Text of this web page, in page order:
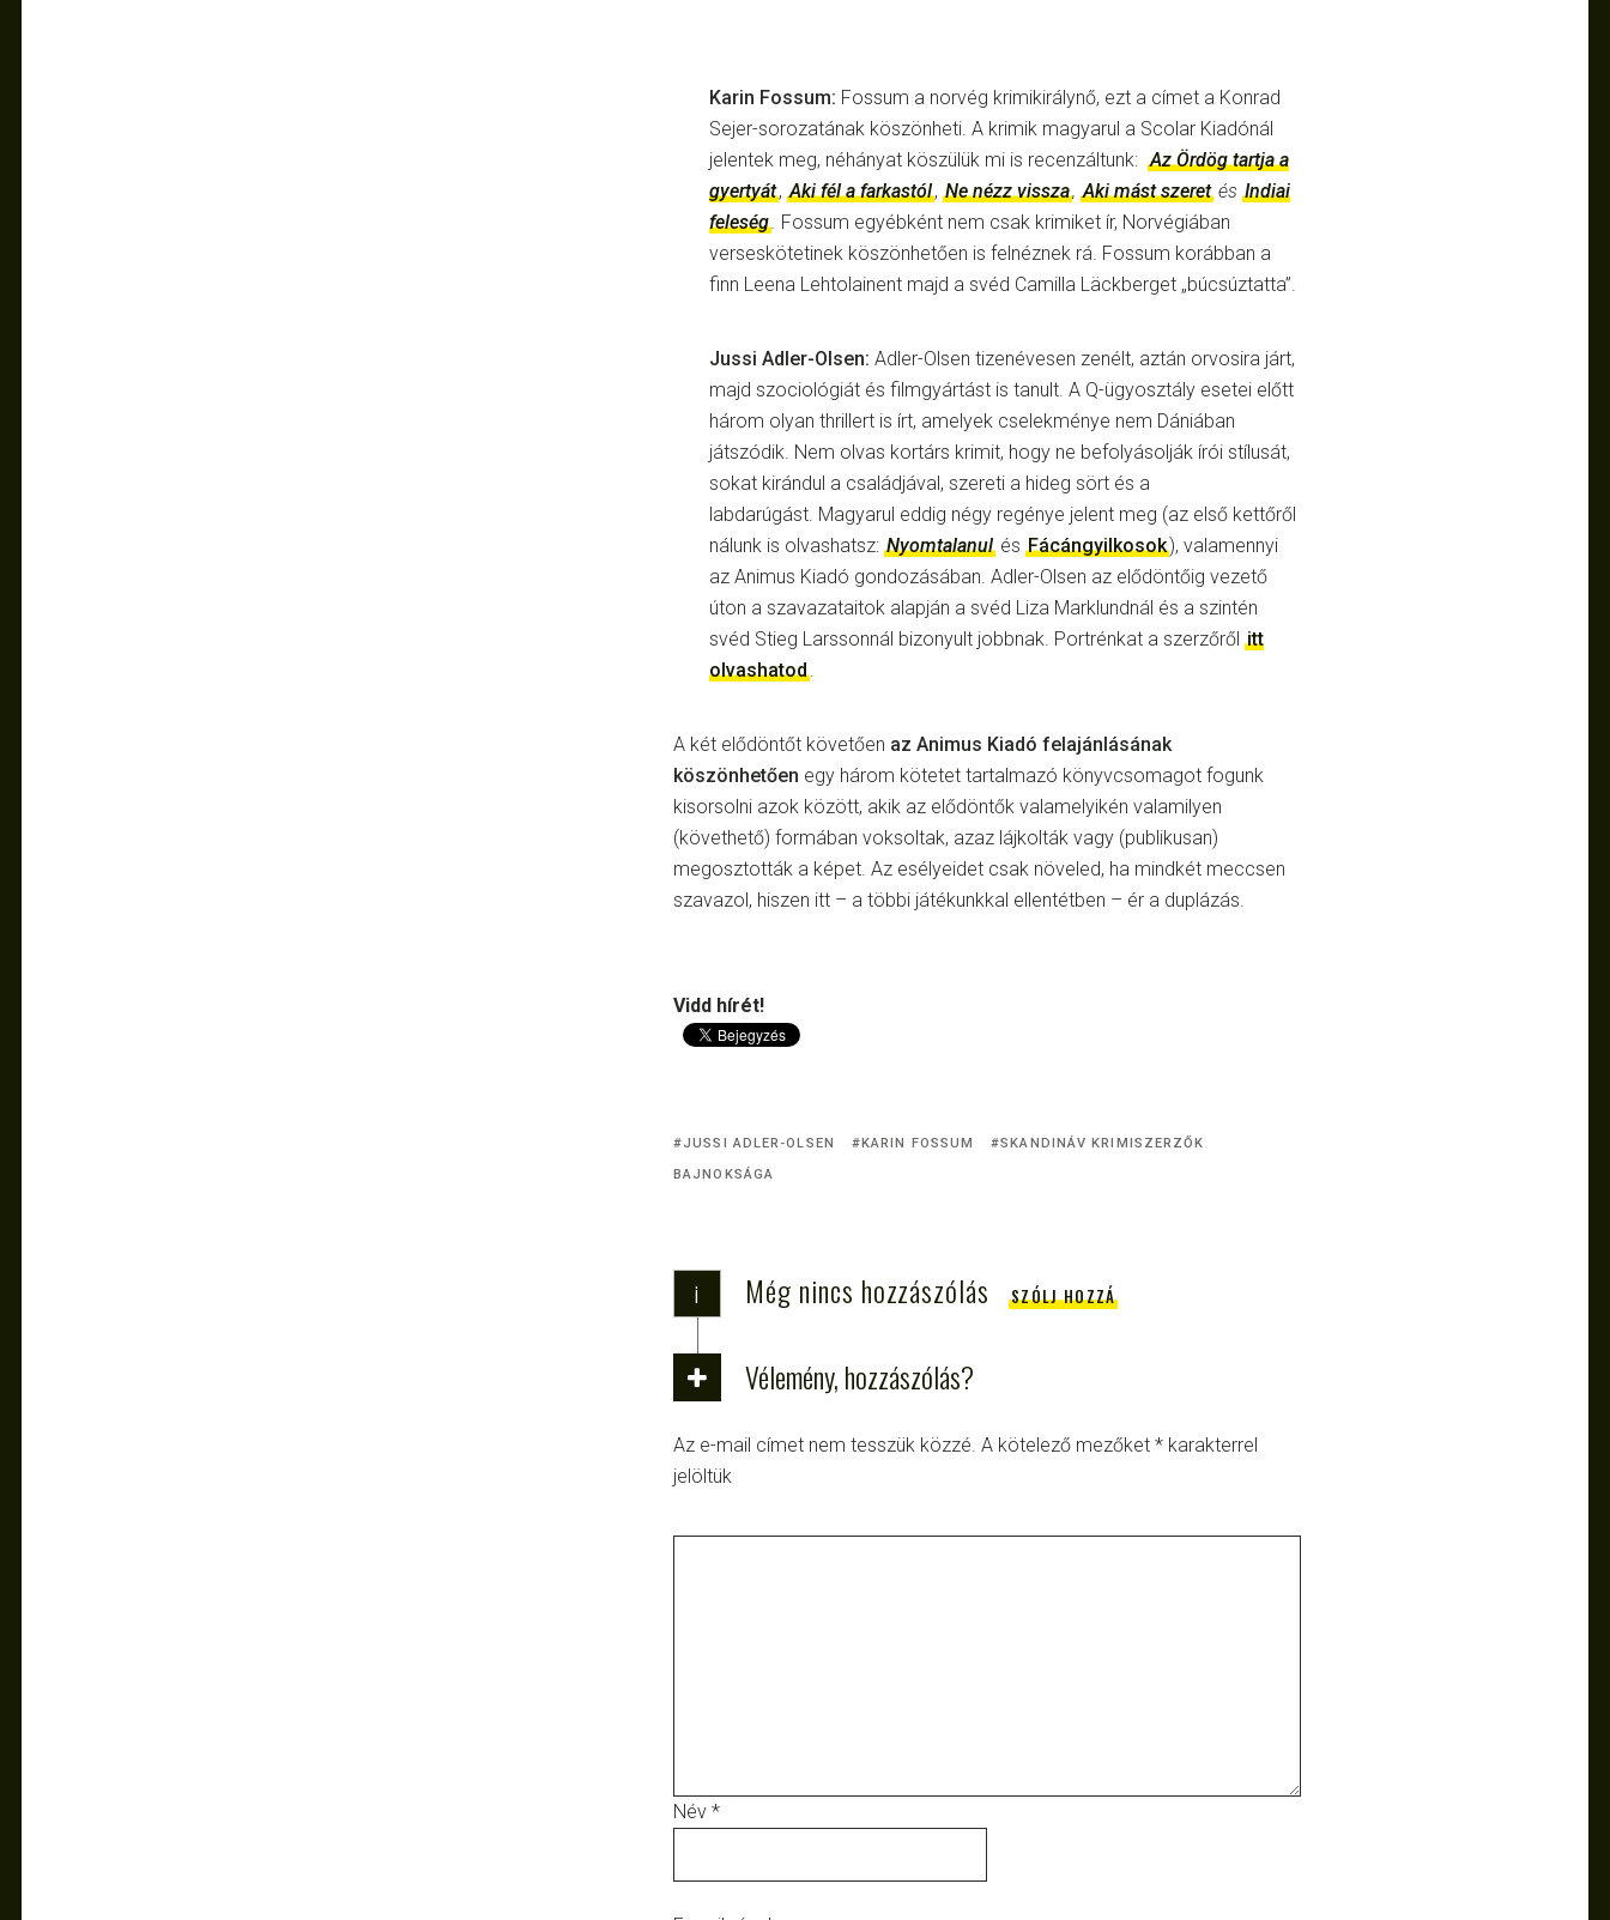
Karin Fossum: Fossum a norvég krimikirálynő, ezt a címet a Konrad
Sejer-sorozatának köszönheti. A krimik magyarul a Scolar Kiadónál
jelentek meg, néhányat köszülük mi is recenzáltunk: Az Ördög tartja a
gyertyát, Aki fél a farkastól, Ne nézz vissza, Aki mást szeret és Indiai
feleség Fossum egyébként nem csak krimiket ír, Norvégiában
verseskötetinek köszönhetően is felnéznek rá. Fossum korábban a
finn Leena Lehtolainent majd a svéd Camilla Läckberget „búcsúztatta”.
Jussi Adler-Olsen: Adler-Olsen tizenévesen zenélt, aztán orvosira járt,
majd szociológiát és filmgyártást is tanult. A Q-ügyosztály esetei előtt
három olyan thrillert is írt, amelyek cselekménye nem Dániában
játszódik. Nem olvas kortárs krimit, hogy ne befolyásolják írói stílusát,
sokat kirándul a családjával, szereti a hideg sört és a
labdarúgást. Magyarul eddig négy regénye jelent meg (az első kettőről
nálunk is olvashatsz: Nyomtalanul és Fácángyilkosok), valamennyi
az Animus Kiadó gondozásában. Adler-Olsen az elődöntőig vezető
úton a szavazataitok alapján a svéd Liza Marklundnál és a szintén
svéd Stieg Larssonnál bizonyult jobbnak. Portrénkat a szerzőről itt
olvashatod
A két elődöntőt követően az Animus Kiadó felajánlásának
köszönhetően egy három kötetet tartalmazó könyvcsomagot fogunk
kisorsolni azok között, akik az elődöntők valamelyikén valamilyen
(követhető) formában voksoltak, azaz lájkolták vagy (publikusan)
megosztották a képet. Az esélyeidet csak növeled, ha mindkét meccsen
szavazol, hiszen itt – a többi játékunkkal ellentétben – ér a duplázás.
Vidd hírét!
JUSSI ADLER-OLSEN KARIN FOSSUM
SKANDINÁV KRIMISZERZŐK
BAJNOKSÁGA
i Még nincs hozzászólás SZÓLJ HOZZÁ
Vélemény, hozzászólás?
Az e-mail címet nem tesszük közzé. A kötelező mezőket * karakterrel
jelöltük
Név *